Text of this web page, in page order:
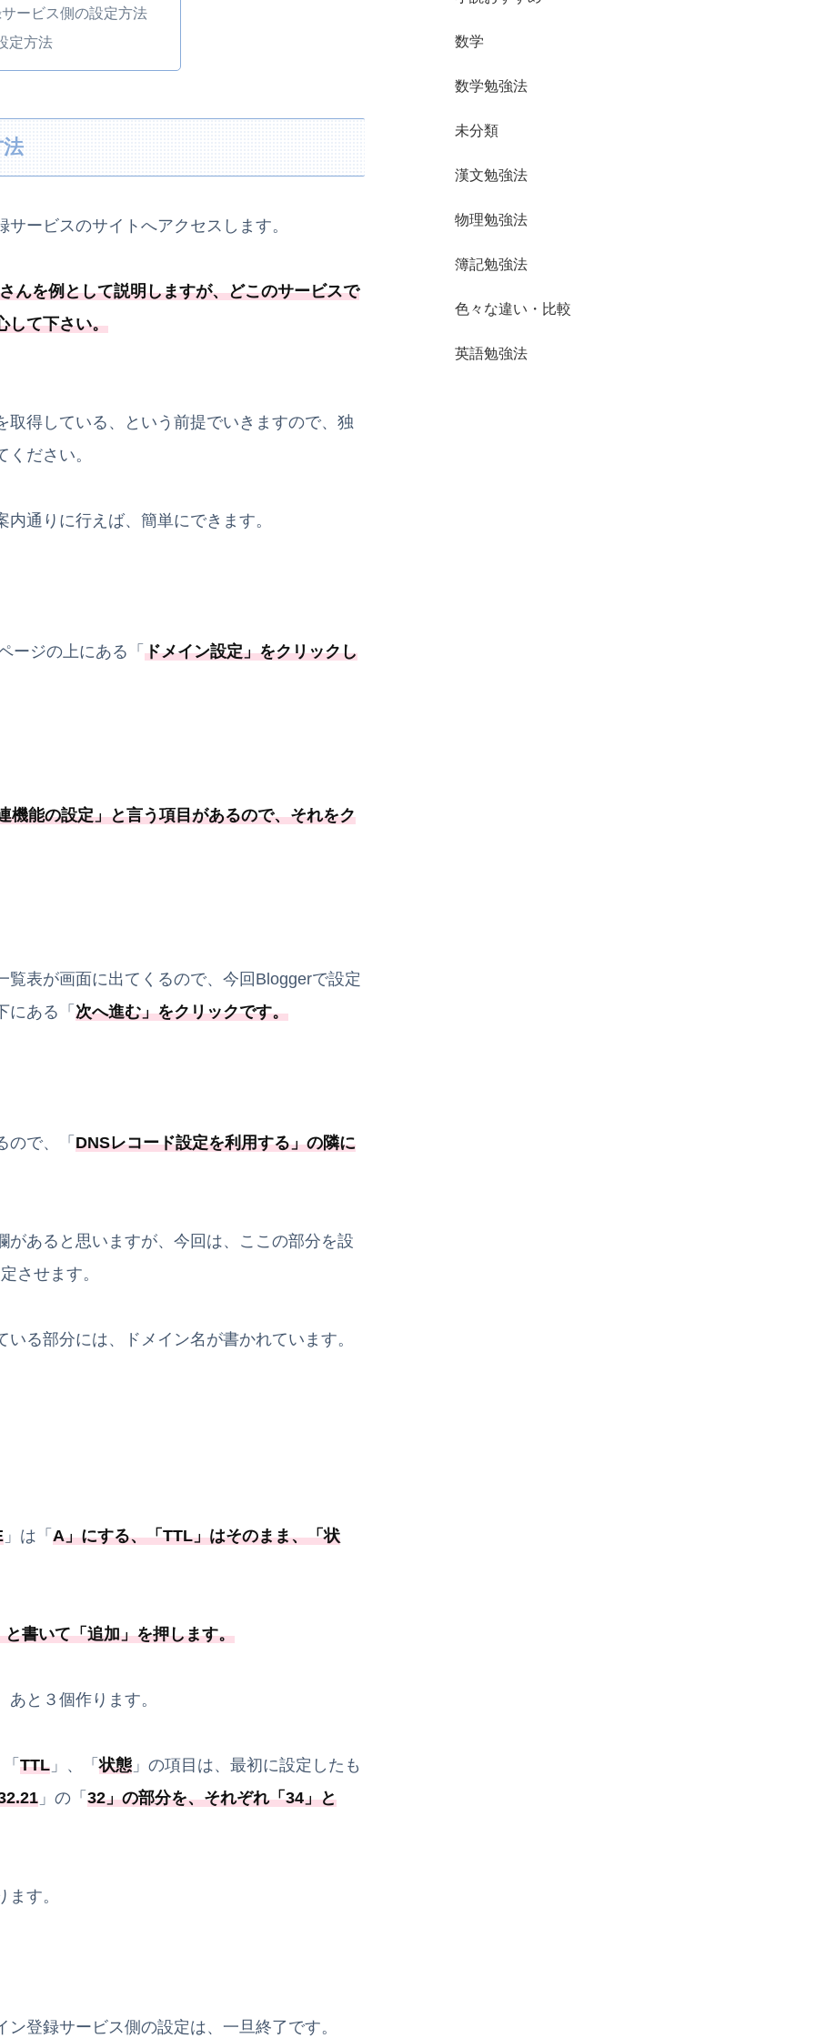
ービス側の設定方法
定方法
ービスのサイトへアクセスします。
んを例として説明しますが、どこのサービスで
して下さい。
得している、という前提でいきますので、独
ださい。
通りに行えば、簡単にできます。
ージの上にある「 ドメイン設定」をクリックし
機能の設定」と言う項目があるので、それをク
表が画面に出てくるので、今回Bloggerで設定
にある「 次へ進む」をクリックです。
ので、「 DNSレコード設定を利用する」の隣に
あると思いますが、今回は、ここの部分を設
させます。
る部分には、ドメイン名が書かれています。
」は「 A」にする、「TTL」はそのまま、「状
と書いて「追加」を押します。
と３個作ります。
TTL 」、「状態 」の項目は、最初に設定したも
」の「 32」の部分を、それぞれ「34」と
す。
登録サービス側の設定は、一旦終了です。
数学
数学勉強法
未分類
漢文勉強法
物理勉強法
簿記勉強法
色々な違い・比較
英語勉強法